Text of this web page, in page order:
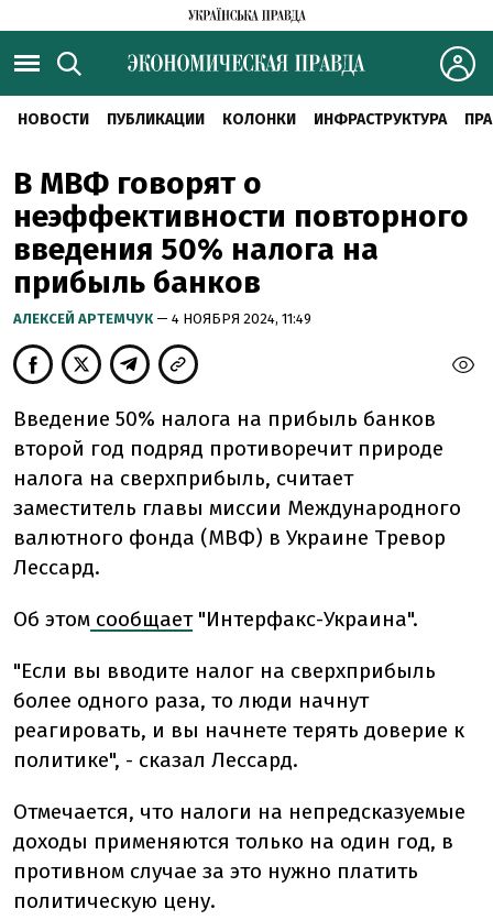
НОВОСТИ ПУБЛИКАЦИИ КОЛОНКИ ИНФРАСТРУКТУРА
В МВФ говорят о
неэффективности повторного
введения 50% налога на
прибыль банков
АЛЕКСЕЙ АРТЕМЧУК — 4 НОЯБРЯ 2024, 11:49
Введение 50% налога на прибыль банков
второй год подряд противоречит природе
налога на сверхприбыль, считает
заместитель главы миссии Международного
валютного фонда (МВФ) в Украине Тревор
Лессард.
Об этом сообщает"Интерфакс-Украина".
"Если вы вводите налог на сверхприбыль
более одного раза, то люди начнут
реагировать, и вы начнете терять доверие к
политике", - сказал Лессард.
Отмечается, что налоги на непредсказуемые
доходы применяются только на один год, в
противном случае за это нужно платить
политическую цену.